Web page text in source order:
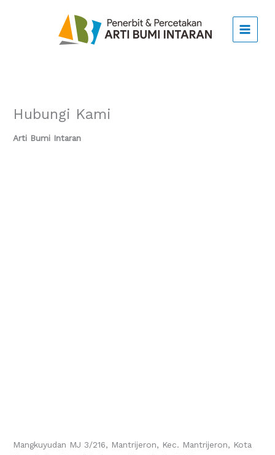
Hubungi Kami
Arti Bumi Intaran
Mangkuyudan MJ 3/216, Mantrijeron, Kec. Mantrijeron, Kota